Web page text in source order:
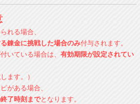
れる場合、
錬金に挑戦した場合のみ付与されます。
いている場合は、 有効期限が設定されてい
ます。）
がある場合、
了時刻までとなります。